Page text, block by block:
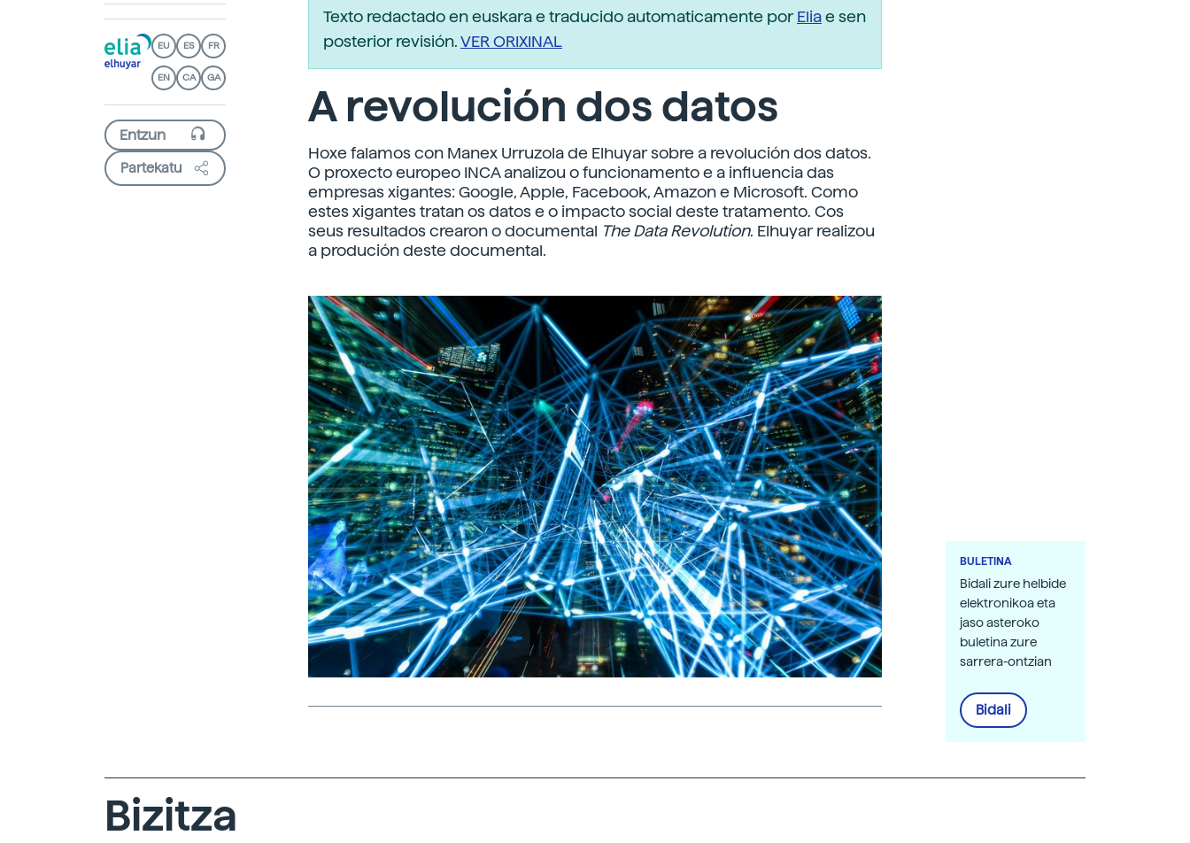
EU ES FR
EN CA GA
Partekatu
Texto redactado en euskara e traducido automaticamente porEliae sen
posterior revisión.VER ORIXINAL
A revolución dos datos
Hoxe falamos con Manex Urruzola de Elhuyar sobre a revolución dos datos.
O proxecto europeo INCA analizou o funcionamento e a influencia das
empresas xigantes: Google, Apple, Facebook, Amazon e Microsoft. Como
estes xigantes tratan os datos e o impacto social deste tratamento. Cos
seus resultados crearon o documental The Data Revolution. Elhuyar realizou
a produción deste documental.
BULETINA
Bidali zure helbide
elektronikoa eta
jaso asteroko
buletina zure
sarrera-ontzian
Bidali
Bizitza